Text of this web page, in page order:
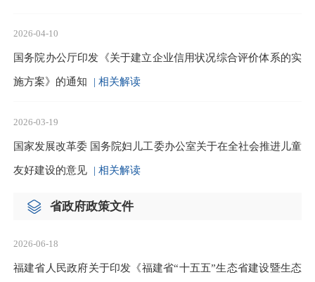
2026-04-10
国务院办公厅印发《关于建立企业信用状况综合评价体系的实
施方案》的通知
| 相关解读
2026-03-19
国家发展改革委 国务院妇儿工委办公室关于在全社会推进儿童
友好建设的意见 | 相关解读
省政府政策文件
2026-06-18
福建省人民政府关于印发《福建省“十五五”生态省建设暨生态